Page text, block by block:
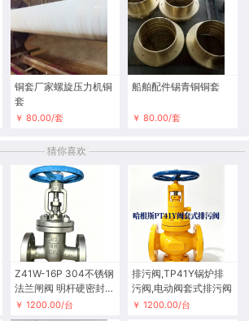
铜套厂家螺旋压力机铜
套
￥ 80.00/套
船舶配件锡青铜铜套
￥ 80.00/套
猜你喜欢
Z41W-16P 304不锈钢
法兰闸阀 明杆硬密封耐
腐蚀
￥ 1200.00/台
排污阀,TP41Y锅炉排
污阀,电动阀套式排污阀
￥ 1200.00/台